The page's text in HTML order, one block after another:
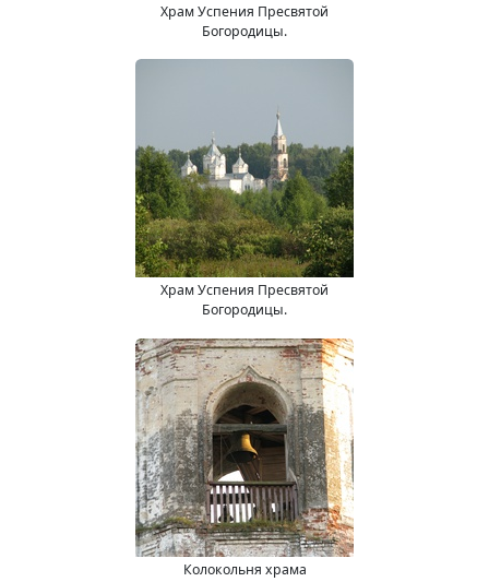
Храм Успения Пресвятой
Богородицы.
Храм Успения Пресвятой
Богородицы.
Колокольня храма